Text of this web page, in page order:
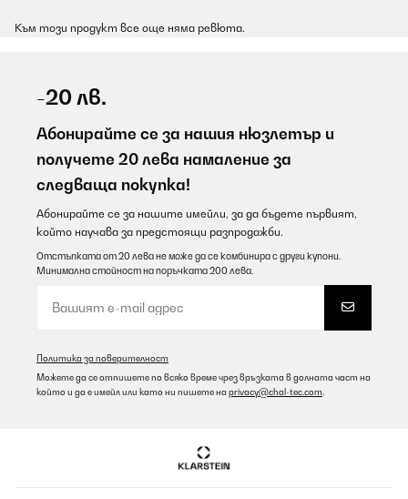
Към този продукт все още няма ревюта.
-20 лв.
Абонирайте се за нашия нюзлетър и
получете 20 лева намаление за
следваща покупка!
Абонирайте се за нашите имейли, за да бъдете първият,
който научава за предстоящи разпродажби.
Отстъпката от 20 лева не може да се комбинира с други купони.
Минимална стойност на поръчката 200 лева.
Политика за поверителност
Можете да се отпишете по всяко време чрез връзката в долната част на
който и да е имейл или като ни пишете на privacy@chal-tec.com